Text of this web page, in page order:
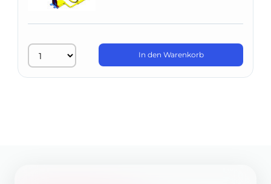
In den Warenkorb